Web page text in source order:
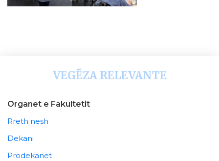
VEGËZA RELEVANTE
Organet e Fakultetit
Rreth nesh
Dekani
Prodekanët